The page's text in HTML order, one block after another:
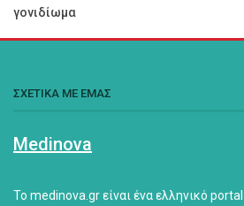
γονιδίωμα
ΣΧΕΤΙΚΑ ΜΕ ΕΜΑΣ
Medinova
Το medinova.gr είναι ένα ελληνικό